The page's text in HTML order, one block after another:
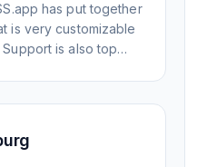
has put together
is very customizable
is also top
for all your
news hub
it. Thank you.